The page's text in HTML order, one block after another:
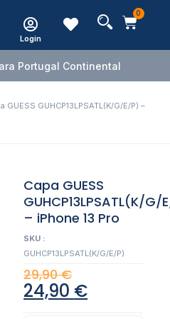
Login
0
Portugal Continental
GUESS GUHCP13LPSATL(K/G/E/P) –
Capa GUESS
GUHCP13LPSATL(K/G/
– iPhone 13 Pro
SKU :
GUHCP13LPSATL(K/G/E/P)
29,90€
24,90 €